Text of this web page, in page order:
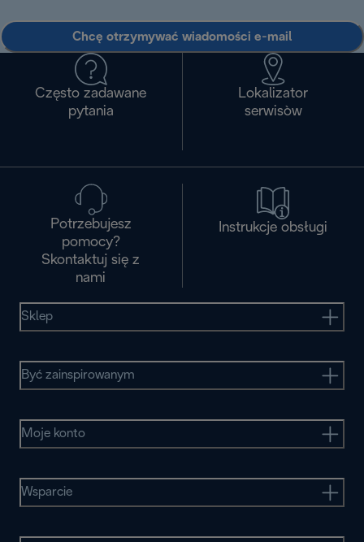
Chcę otrzymywać wiadomości e-mail
Często zadawane
pytania
Lokalizator
serwisòw
Potrzebujesz
pomocy?
Skontaktuj się z
nami
Instrukcje obsługi
Sklep
Być zainspirowanym
Moje konto
Wsparcie